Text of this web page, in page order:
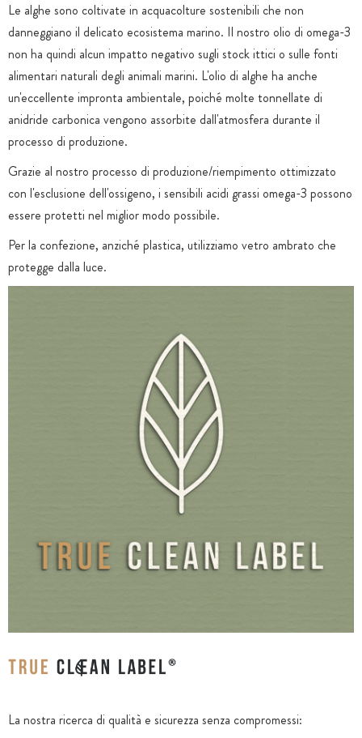
Le alghe sono coltivate in acquacolture sostenibili che non
danneggiano il delicato ecosistema marino. Il nostro olio di omega-3
non ha quindi alcun impatto negativo sugli stock ittici o sulle fonti
alimentari naturali degli animali marini. L'olio di alghe ha anche
un'eccellente impronta ambientale, poiché molte tonnellate di
anidride carbonica vengono assorbite dall'atmosfera durante il
processo di produzione.
Grazie al nostro processo di produzione/riempimento ottimizzato
con l'esclusione dell'ossigeno, i sensibili acidi grassi omega-3 possono
essere protetti nel miglior modo possibile.
Per la confezione, anziché plastica, utilizziamo vetro ambrato che
protegge dalla luce.
La nostra ricerca di qualità e sicurezza senza compromessi: